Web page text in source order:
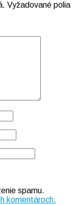
Vyžadované polia
spamu.
komentároch.